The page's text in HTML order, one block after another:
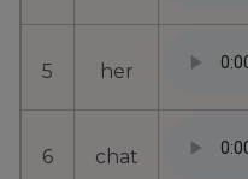
5 her
6 chat